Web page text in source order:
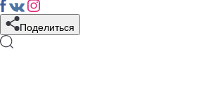
Поделиться